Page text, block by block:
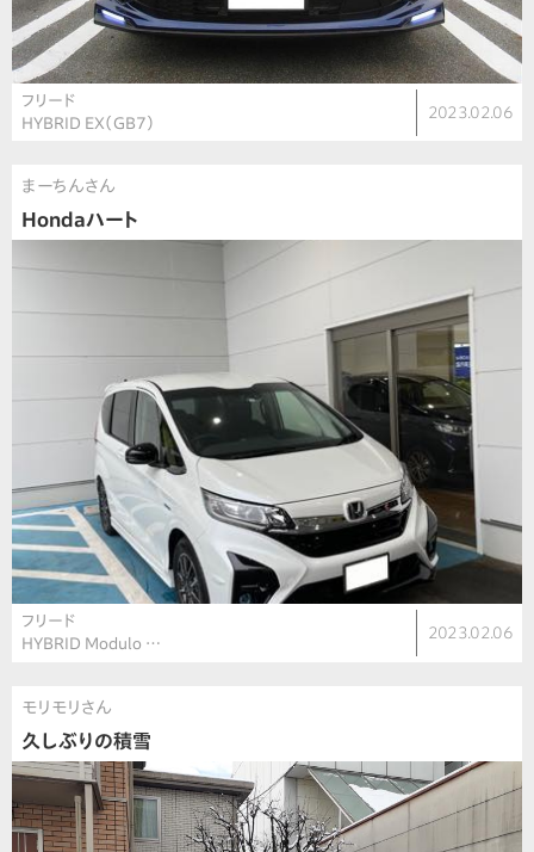
フリード
HYBRID EX（GB7）
2023.02.06
まーちんさん
Hondaハート
フリード
HYBRID Modulo …
2023.02.06
モリモリさん
久しぶりの積雪